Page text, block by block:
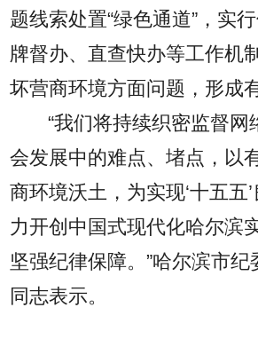
题线索处置“绿色通道”，实
牌督办、直查快办等工作机
坏营商环境方面问题，形成
“我们将持续织密监督网
会发展中的难点、堵点，以
商环境沃土，为实现‘十五五
力开创中国式现代化哈尔滨
坚强纪律保障。”哈尔滨市
同志表示。